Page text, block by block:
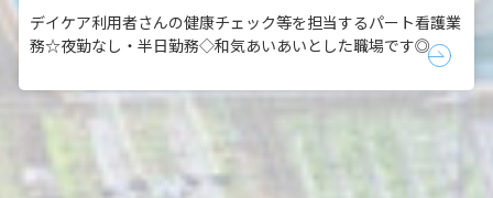
デイケア利用者さんの健康チェック等を担当するパート看護業
務☆夜勤なし・半日勤務◇和気あいあいとした職場です◎